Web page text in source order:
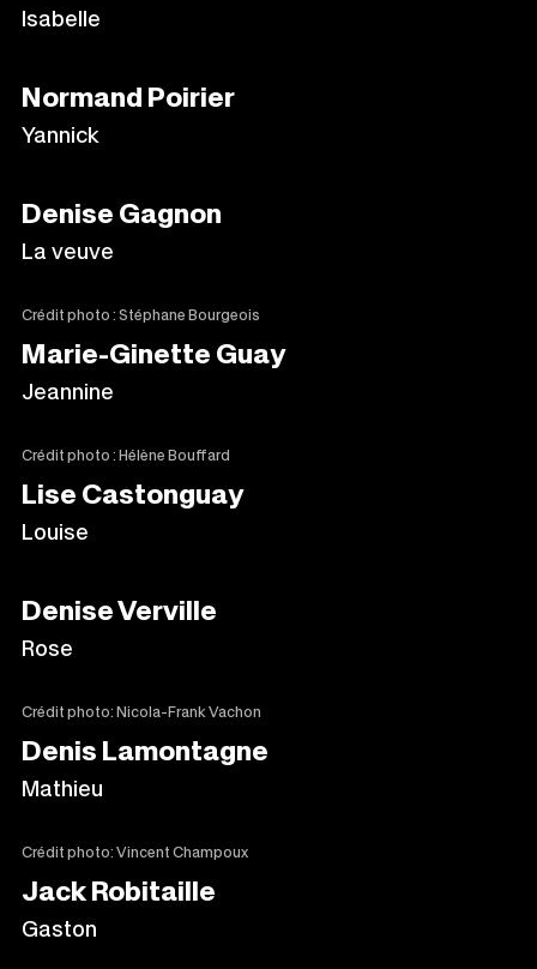
Isabelle
Normand Poirier
Yannick
Denise Gagnon
La veuve
Crédit photo : Stéphane Bourgeois
Marie-Ginette Guay
Jeannine
Crédit photo : Hélène Bouffard
Lise Castonguay
Louise
Denise Verville
Rose
Crédit photo: Nicola-Frank Vachon
Denis Lamontagne
Mathieu
Crédit photo: Vincent Champoux
Jack Robitaille
Gaston